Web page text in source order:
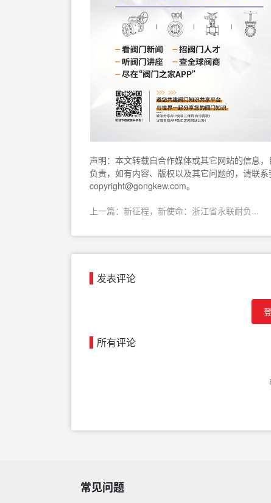
声明：本文转载自合作媒体或其它网站的信息
负责，如有内容、版权以及其它问题的，请联
copyright@gongkew.com。
上一篇：新征程，新使命：浙江省永联耐负...
发表评论
所有评论
常见问题